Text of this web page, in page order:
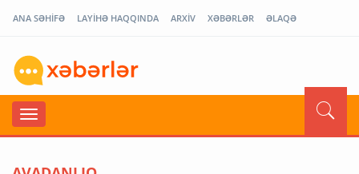
ANA SƏHİFƏ LAYİHƏ HAQQINDA ARXİV XƏBƏRLƏR ƏLAQƏ